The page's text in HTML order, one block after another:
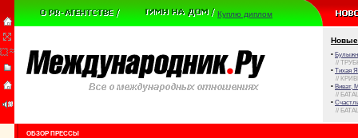
Куплю диплом
Новые
•
//
• Тихая
//
• Виват,
//
•
//
ОБЗОР ПРЕССЫ